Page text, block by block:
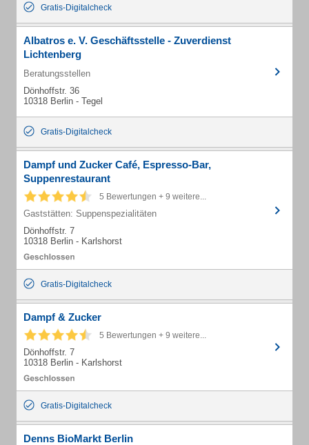
Gratis-Digitalcheck
Albatros e. V. Geschäftsstelle - Zuverdienst
Lichtenberg
Beratungsstellen
Dönhoffstr. 36
10318 Berlin - Tegel
Gratis-Digitalcheck
Dampf und Zucker Café, Espresso-Bar,
Suppenrestaurant
5 Bewertungen + 9 weitere...
Gaststätten: Suppenspezialitäten
Dönhoffstr. 7
10318 Berlin - Karlshorst
Gratis-Digitalcheck
Dampf & Zucker
5 Bewertungen + 9 weitere...
Dönhoffstr. 7
10318 Berlin - Karlshorst
Gratis-Digitalcheck
Denns BioMarkt Berlin